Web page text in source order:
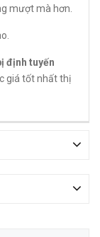
mượt mà hơn.
định tuyến
giá tốt nhất thị